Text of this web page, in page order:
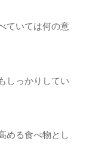
ていては何の意
しっかりしてい
める食べ物とし